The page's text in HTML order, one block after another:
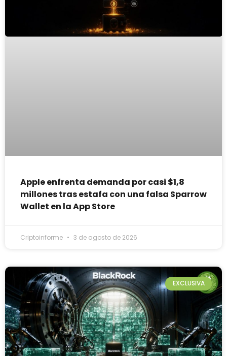
Apple enfrenta demanda por casi $1,8
millones tras estafa con una falsa Sparrow
Wallet en la App Store
Criptoinforme 3 de agosto de 2026
EXCLUSIVA